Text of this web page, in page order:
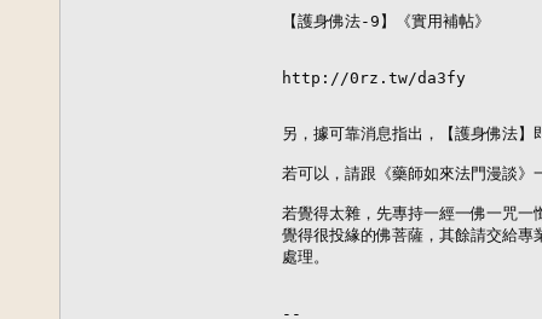
【護身佛法-9】《實用補帖》
http://0rz.tw/da3fy
另，據可靠消息指出，【護身佛法】
若可以，請跟《藥師如來法門漫談》
若覺得太雜，先專持一經一佛一咒一
覺得很投緣的佛菩薩，其餘請交給專
處理。
--